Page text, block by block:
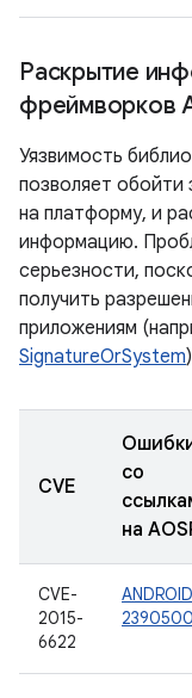
Раскрытие
фреймворков
Уязвимость
позволяет
на платформу, и
информацию.
серьезности,
получить
приложениям
SignatureOrSystem
CVE
со
на
CVE-
2015-
6622